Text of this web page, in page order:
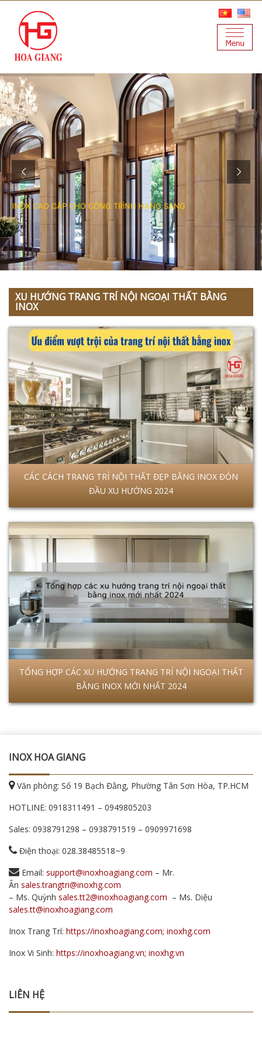
INOX CAO CẤP CHO CÔNG TRÌNH HẠNG SANG
XU HƯỚNG TRANG TRÍ NỘI NGOẠI THẤT BẰNG
INOX
CÁC CÁCH TRANG TRÍ NỘI THẤT ĐẸP BẰNG INOX ĐÓN
ĐẦU XU HƯỚNG 2024
TỔNG HỢP CÁC XU HƯỚNG TRANG TRÍ NỘI NGOẠI THẤT
BẰNG INOX MỚI NHẤT 2024
INOX HOA GIANG
Văn phòng: Số 19 Bạch Đằng, Phường Tân Sơn Hòa, TP.HCM
HOTLINE: 0918311491 – 0949805203
Sales: 0938791298 – 0938791519 – 0909971698
Điện thoại: 028.38485518~9
Email: support@inoxhoagiang.com – Mr.
Ân sales.trangtri@inoxhg.com
– Ms. Quỳnh sales.tt2@inoxhoagiang.com – Ms. Diệu
sales.tt@inoxhoagiang.com
Inox Trang Trí: https://inoxhoagiang.com; inoxhg.com
Inox Vi Sinh: https://inoxhoagiang.vn; inoxhg.vn
LIÊN HỆ